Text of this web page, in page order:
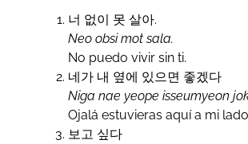
너 없이 못 살아.
Neo obsi mot sala.
No puedo vivir sin ti.
네가 내 옆에 있으면 좋겠다
Niga nae yeope isseumyeon
Ojalá estuvieras aquí a mi
보고 싶다